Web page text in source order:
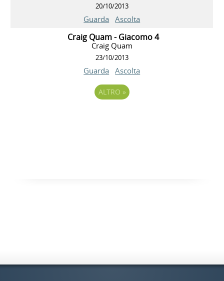
20/10/2013
Guarda Ascolta
Craig Quam - Giacomo 4
Craig Quam
23/10/2013
Guarda Ascolta
ALTRO »